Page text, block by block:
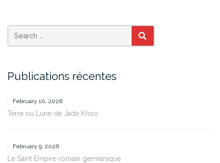
SEARCH
Publications récentes
February 10, 2026
Terre ou Lune de Jade Khoo
February 9, 2026
Le Saint Empire romain germanique